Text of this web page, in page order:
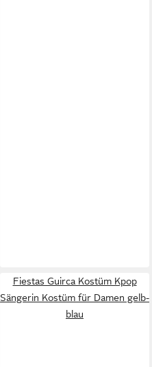
Fiestas Guirca Kostüm Kpop
Sängerin Kostüm für Damen gelb-
blau